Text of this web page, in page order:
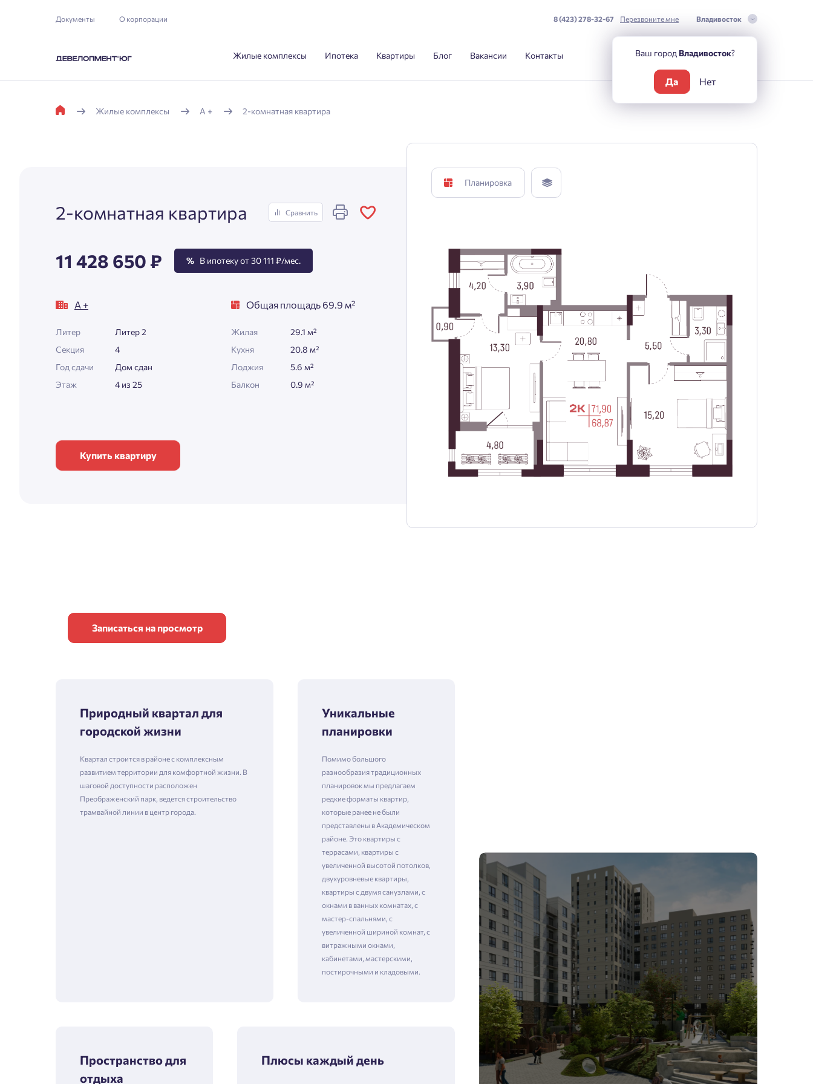
Документы О корпорации 8 (423) 278-32-67 Перезвоните мне Владивосток
Жилые комплексы Ипотека Квартиры Блог Вакансии Контакты
Жилые комплексы А + 2-комнатная квартира
2-комнатная квартира Сравнить
11 428 650 ₽ % В ипотеку от 30 111 ₽/мес.
А +
Литер
Литер 2
Секция
4
Год сдачи
Дом сдан
Этаж
4 из 25
Общая площадь 69.9 м²
Жилая
29.1 м²
Кухня
20.8 м²
Лоджия
5.6 м²
Балкон
0.9 м²
Купить квартиру
Планировка
Записаться на просмотр
Природный квартал для
городской жизни
Квартал строится в районе с комплексным
развитием территории для комфортной жизни. В
шаговой доступности расположен
Преображенский парк, ведется строительство
трамвайной линии в центр города.
Уникальные
планировки
Помимо большого
разнообразия традиционных
планировок мы предлагаем
редкие форматы квартир,
которые ранее не были
представлены в Академическом
районе. Это квартиры с
террасами, квартиры с
увеличенной высотой потолков,
двухуровневые квартиры,
квартиры с двумя санузлами, с
окнами в ванных комнатах, с
мастер-спальнями, с
увеличенной шириной комнат, с
витражными окнами,
кабинетами, мастерскими,
постирочными и кладовыми.
Пространство для
отдыха
Плюсы каждый день
Ваш город Владивосток?
Да Нет